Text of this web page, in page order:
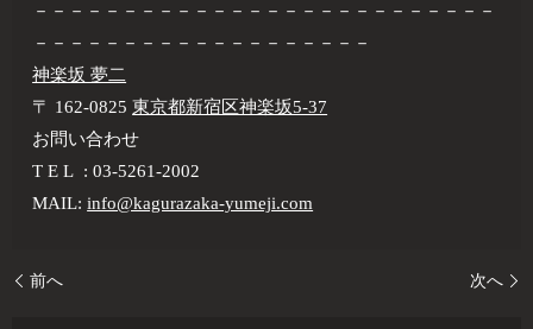
－－－－－－－－－－－－－－－－－－－－－－－－－－
－－－－－－－－－－－－－－－－－－－
神楽坂 夢二
〒 162-0825東京都新宿区神楽坂5-37
お問い合わせ
T E L : 03-5261-2002
MAIL:info@kagurazaka-yumeji.com
前へ 次へ